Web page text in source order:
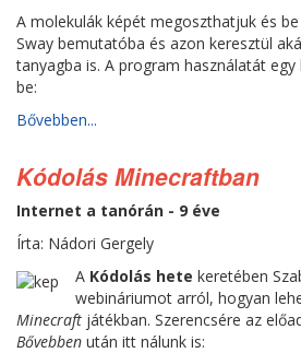
A molekulák képét megoszthatjuk és
Sway bemutatóba és azon keresztül
tanyagba is. A program használatát
be:
Bővebben...
Kódolás Minecraftban
Internet a tanórán - 9 éve
Írta: Nádori Gergely
A Kódolás hete keretében
webináriumot arról, hogyan
Minecraft játékban. Szerencsére az
Bővebben után itt nálunk is: